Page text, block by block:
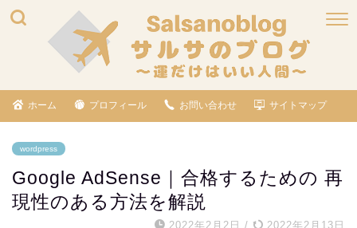
ホーム プロフィール お問い合わせ サイトマップ
wordpress
Google AdSense｜合格するための 再
現性のある方法を解説
2022年2月2日 / 2022年2月13日